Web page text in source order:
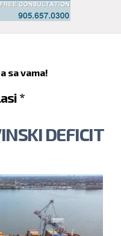
sa vama!
*
DEFICIT